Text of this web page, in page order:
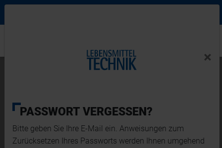
Pulvertechnologie eröffnet
Home ×
PASSWORT VERGESSEN?
Bitte geben Sie Ihre E-Mail ein. Anweisungen zum
Zurücksetzen Ihres Passworts werden Ihnen umgehend